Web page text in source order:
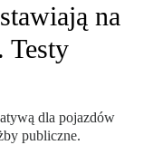
na
Testy
dla pojazdów
publiczne.